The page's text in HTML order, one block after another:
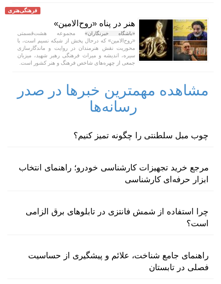
فرهنگی‌هنری
هنر در پناه «روح‌الامین»
«باشگاه خبرنگاران»مجموعه هشت‌قسمتی
«روح‌الامین» که درحال پخش از شبکه نسیم است، با
محوریت نقش هنرمندان در روایت و ماندگارسازی
سیره، اندیشه و میراث فرهنگی رهبر شهید، میزبان
جمعی از چهره‌های شاخص فرهنگ و هنر کشور است.
مشاهده مهمترین خبرها در صدر
رسانه‌ها
چوب مبل سلطنتی را چگونه تمیز کنیم؟
مرجع خرید تجهیزات کارشناسی خودرو؛ راهنمای انتخاب
ابزار حرفه‌ای کارشناسی
چرا استفاده از شمش فانتزی در تابلوهای برق الزامی
است؟
راهنمای جامع شناخت، علائم و پیشگیری از حساسیت
فصلی در تابستان